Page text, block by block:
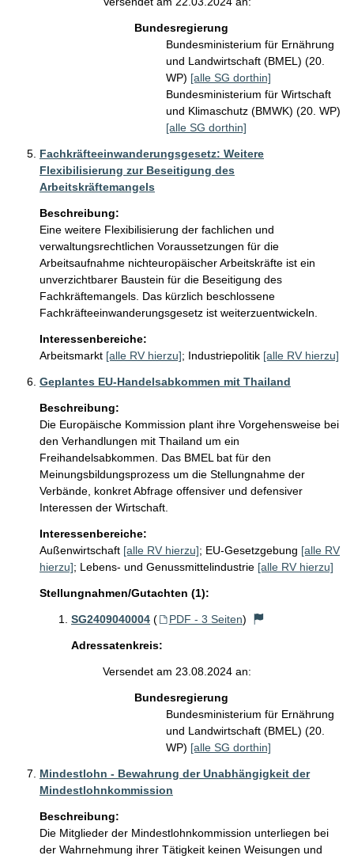
Bundesregierung
Bundesministerium für Ernährung
und Landwirtschaft (BMEL) (20.
WP) [alle SG dorthin]
Bundesministerium für Wirtschaft
und Klimaschutz (BMWK) (20. WP)
[alle SG dorthin]
Fachkräfteeinwanderungsgesetz: Weitere
Flexibilisierung zur Beseitigung des
Arbeitskräftemangels
Beschreibung:
Eine weitere Flexibilisierung der fachlichen und
verwaltungsrechtlichen Voraussetzungen für die
Arbeitsaufnahme nichteuropäischer Arbeitskräfte ist ein
unverzichtbarer Baustein für die Beseitigung des
Fachkräftemangels. Das kürzlich beschlossene
Fachkräfteeinwanderungsgesetz ist weiterzuentwickeln.
Interessenbereiche:
Arbeitsmarkt [alle RV hierzu]; Industriepolitik [alle RV hierzu]
Geplantes EU-Handelsabkommen mit Thailand
Beschreibung:
Die Europäische Kommission plant ihre Vorgehensweise bei
den Verhandlungen mit Thailand um ein
Freihandelsabkommen. Das BMEL bat für den
Meinungsbildungsprozess um die Stellungnahme der
Verbände, konkret Abfrage offensiver und defensiver
Interessen der Wirtschaft.
Interessenbereiche:
Außenwirtschaft [alle RV hierzu]; EU-Gesetzgebung [alle RV
hierzu]; Lebens- und Genussmittelindustrie [alle RV hierzu]
Stellungnahmen/Gutachten (1):
SG2409040004 ( PDF - 3 Seiten)
Adressatenkreis:
Versendet am 23.08.2024 an:
Bundesregierung
Bundesministerium für Ernährung
und Landwirtschaft (BMEL) (20.
WP) [alle SG dorthin]
Mindestlohn - Bewahrung der Unabhängigkeit der
Mindestlohnkommission
Beschreibung:
Die Mitglieder der Mindestlohnkommission unterliegen bei
der Wahrnehmung ihrer Tätigkeit keinen Weisungen und